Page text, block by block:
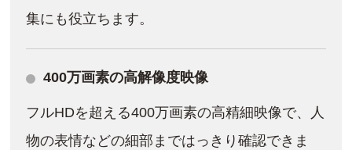
集にも役立ちます。
400万画素の高解像度映像
フルHDを超える400万画素の高精細映像で、人
物の表情などの細部まではっきり確認できま